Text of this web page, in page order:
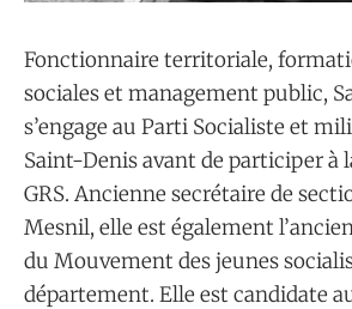
Fonctionnaire territoriale,
sociales et management public,
s’engage au Parti Socialiste et
Saint-Denis avant de participer à
GRS. Ancienne secrétaire de
Mesnil, elle est également
du Mouvement des jeunes
département. Elle est candidate